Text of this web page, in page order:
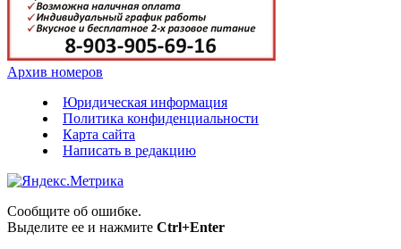
Архив номеров
Юридическая информация
Политика конфиденциальности
Карта сайта
Написать в редакцию
Сообщите об ошибке.
Выделите ее и нажмите Ctrl+Enter